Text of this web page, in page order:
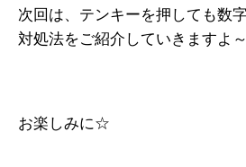
次回は、テンキーを押しても数
対処法をご紹介していきますよ～
お楽しみに☆